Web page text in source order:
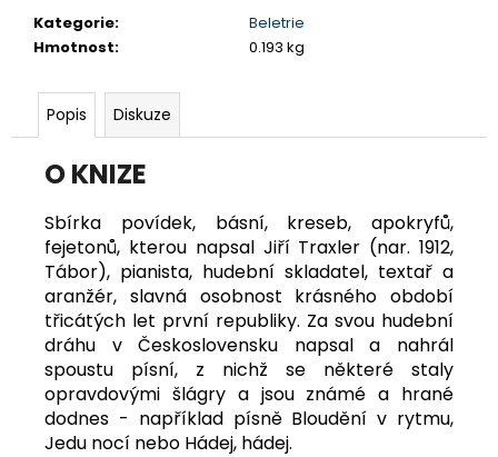
Kategorie:
Beletrie
Hmotnost: 0.193 kg
Popis Diskuze
O KNIZE
Sbírka povídek, básní, kreseb, apokryfů,
fejetonů, kterou napsal Jiří Traxler (nar. 1912,
Tábor), pianista, hudební skladatel, textař a
aranžér, slavná osobnost krásného období
třicátých let první republiky. Za svou hudební
dráhu v Československu napsal a nahrál
spoustu písní, z nichž se některé staly
opravdovými šlágry a jsou známé a hrané
dodnes - například písně Bloudění v rytmu,
Jedu nocí nebo Hádej, hádej.
DAY
SKIPPER
Kč